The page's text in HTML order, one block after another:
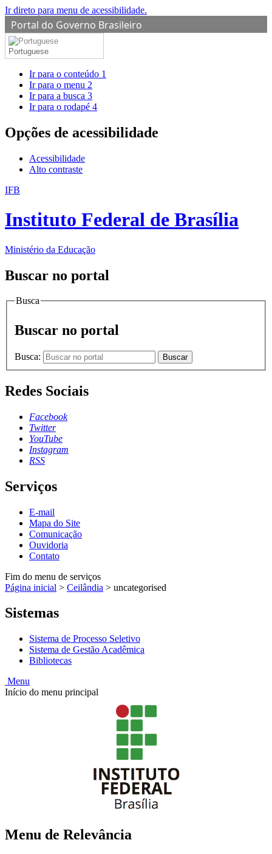
Ir direto para menu de acessibilidade.
Portal do Governo Brasileiro
Portuguese
Ir para o conteúdo 1
Ir para o menu 2
Ir para a busca 3
Ir para o rodapé 4
Opções de acessibilidade
Acessibilidade
Alto contraste
IFB
Instituto Federal de Brasília
Ministério da Educação
Buscar no portal
Busca
Buscar no portal
Busca: Buscar
Redes Sociais
Facebook
Twitter
YouTube
Instagram
RSS
Serviços
E-mail
Mapa do Site
Comunicação
Ouvidoria
Contato
Fim do menu de serviços
Página inicial > Ceilândia > uncategorised
Sistemas
Sistema de Processo Seletivo
Sistema de Gestão Acadêmica
Bibliotecas
Menu
Início do menu principal
Menu de Relevância